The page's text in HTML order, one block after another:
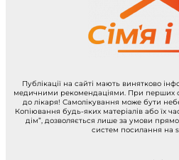
Публікації на сайті мають винятково
медичними рекомендаціями. При перших
до лікаря! Самолікування може бути
Копіювання будь-яких матеріалів або їх
дім”, дозволяється лише за умови
систем посилання на